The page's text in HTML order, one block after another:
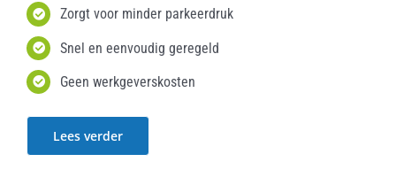
Zorgt voor minder parkeerdruk
Snel en eenvoudig geregeld
Geen werkgeverskosten
Lees verder